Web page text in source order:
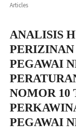
Articles
ANALISIS
PEGAWAI
NOMOR 10
PEGAWAI